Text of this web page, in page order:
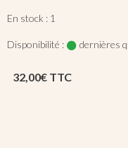
En stock : 1
Disponibilité : dernières
32,00€ TTC